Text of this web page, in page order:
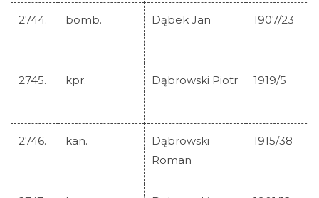
2744. bomb. Dąbek Jan 1907/23
2745. kpr. Dąbrowski Piotr 1919/5
2746. kan.
Dąbrowski
Roman
1915/38